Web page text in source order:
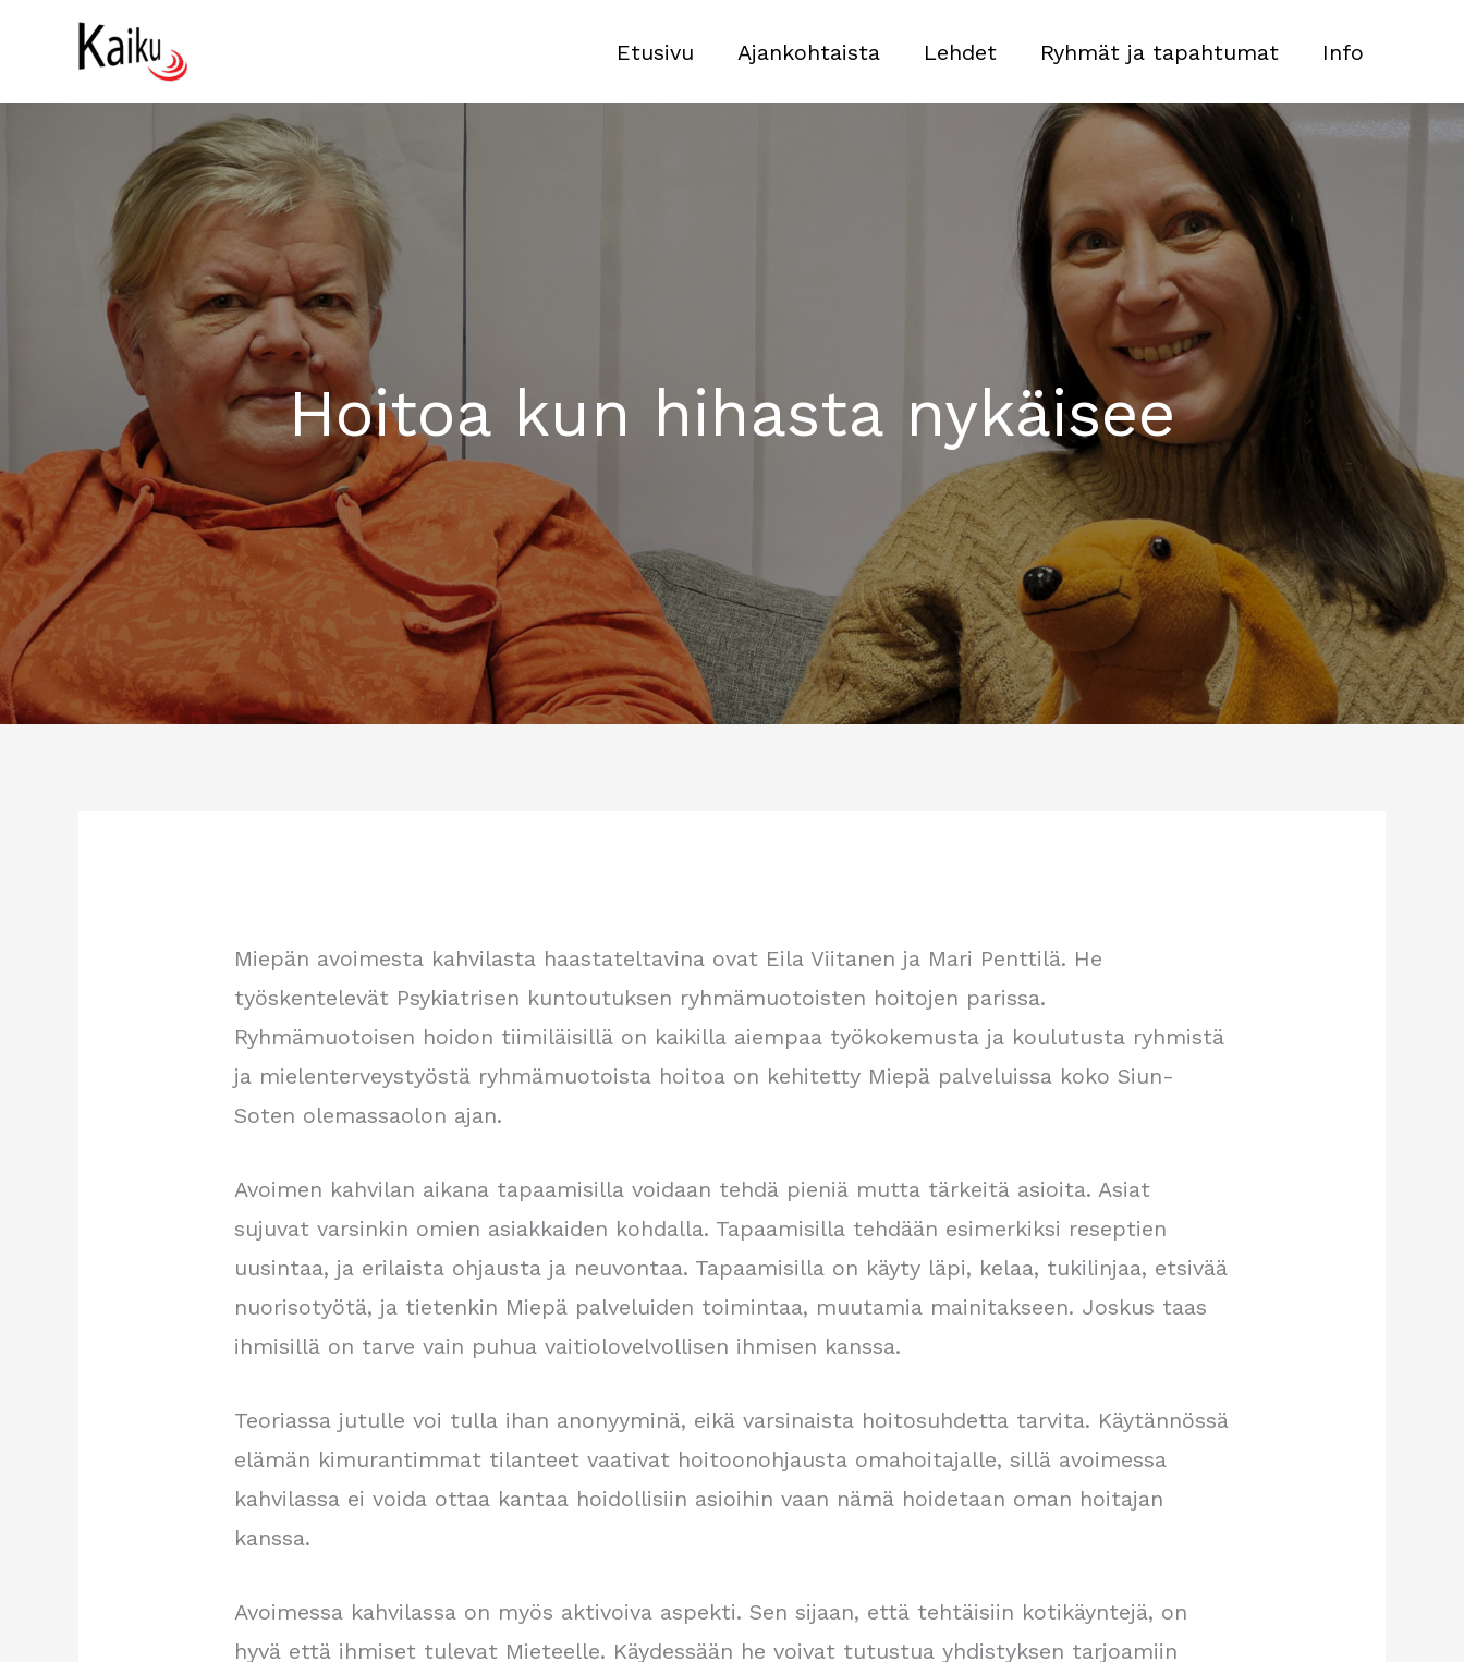
sisältöön
Etusivu Ajankohtaista Lehdet Ryhmät ja tapahtumat Info
Hoitoa kun hihasta nykäisee
Miepän avoimesta kahvilasta haastateltavina ovat Eila Viitanen ja Mari Penttilä. He
työskentelevät Psykiatrisen kuntoutuksen ryhmämuotoisten hoitojen parissa.
Ryhmämuotoisen hoidon tiimiläisillä on kaikilla aiempaa työkokemusta ja koulutusta ryhmistä
ja mielenterveystyöstä ryhmämuotoista hoitoa on kehitetty Miepä palveluissa koko Siun-
Soten olemassaolon ajan.
Avoimen kahvilan aikana tapaamisilla voidaan tehdä pieniä mutta tärkeitä asioita. Asiat
sujuvat varsinkin omien asiakkaiden kohdalla. Tapaamisilla tehdään esimerkiksi reseptien
uusintaa, ja erilaista ohjausta ja neuvontaa. Tapaamisilla on käyty läpi, kelaa, tukilinjaa, etsivää
nuorisotyötä, ja tietenkin Miepä palveluiden toimintaa, muutamia mainitakseen. Joskus taas
ihmisillä on tarve vain puhua vaitiolovelvollisen ihmisen kanssa.
Teoriassa jutulle voi tulla ihan anonyyminä, eikä varsinaista hoitosuhdetta tarvita. Käytännössä
elämän kimurantimmat tilanteet vaativat hoitoonohjausta omahoitajalle, sillä avoimessa
kahvilassa ei voida ottaa kantaa hoidollisiin asioihin vaan nämä hoidetaan oman hoitajan
kanssa.
Avoimessa kahvilassa on myös aktivoiva aspekti. Sen sijaan, että tehtäisiin kotikäyntejä, on
hyvä että ihmiset tulevat Mieteelle. Käydessään he voivat tutustua yhdistyksen tarjoamiin